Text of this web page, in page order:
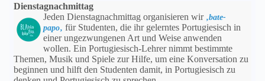
Dienstagnachmittag
Jeden Dienstagnachmittag organisieren wir ‚bate-
papo‚ für Studenten, die ihr gelerntes Portugiesisch in
einer ungezwungenen Art und Weise anwenden
wollen. Ein Portugiesisch-Lehrer nimmt bestimmte
Themen, Musik und Spiele zur Hilfe, um eine Konversation zu
beginnen und hilft den Studenten damit, in Portugiesisch zu